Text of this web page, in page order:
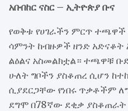
አቡበከር ናስር – ኢትዮጵያ ቡና
የወቅቱ የሀገራችን ምርጥ ተጫዋች
ሳምንት ከብዙዎች ዘንድ
ልዕልና አስመልክቷል። ተጫዋቹ
ሁለት ግቦችን ያስቆጠረ ሲሆን
ሲያደርጋቸው የነበሩ ጥቃቶችም
ደግሞ በ78ኛው ደቂቃ ያስቆጠራት